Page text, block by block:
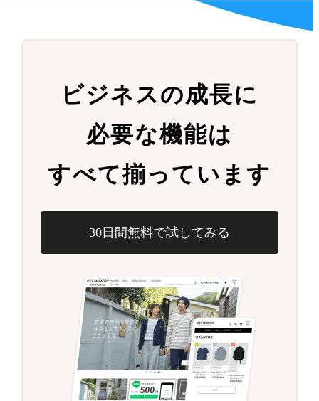
ビジネスの成長に
必要な機能は
すべて揃っています
30日間無料で試してみる